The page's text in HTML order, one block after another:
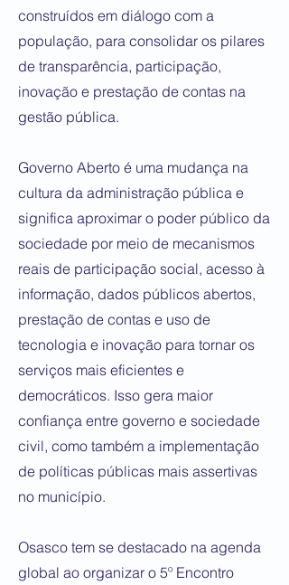
construídos em diálogo com a
população, para consolidar os pilares
de transparência, participação,
inovação e prestação de contas na
gestão pública.
Governo Aberto é uma mudança na
cultura da administração pública e
significa aproximar o poder público da
sociedade por meio de mecanismos
reais de participação social, acesso à
informação, dados públicos abertos,
prestação de contas e uso de
tecnologia e inovação para tornar os
serviços mais eficientes e
democráticos. Isso gera maior
confiança entre governo e sociedade
civil, como também a implementação
de políticas públicas mais assertivas
no município.
Osasco tem se destacado na agenda
global ao organizar o 5º Encontro